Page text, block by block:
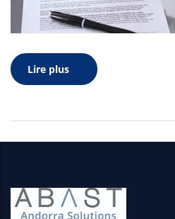
Lire plus